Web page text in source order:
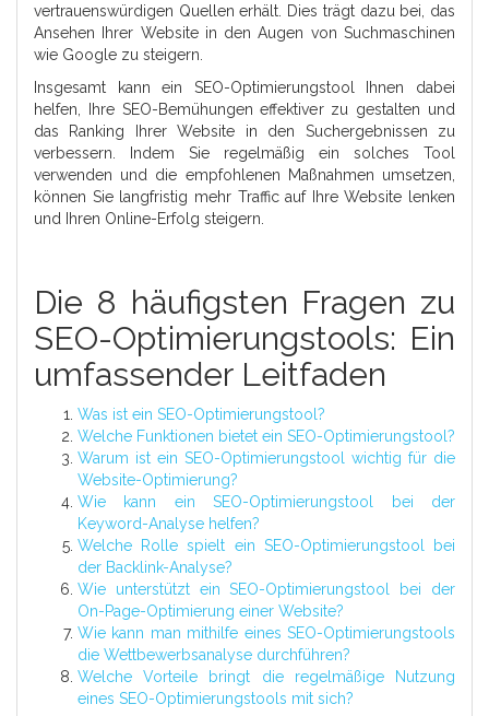
vertrauenswürdigen Quellen erhält. Dies trägt dazu bei, das
Ansehen Ihrer Website in den Augen von Suchmaschinen
wie Google zu steigern.
Insgesamt kann ein SEO-Optimierungstool Ihnen dabei
helfen, Ihre SEO-Bemühungen effektiver zu gestalten und
das Ranking Ihrer Website in den Suchergebnissen zu
verbessern. Indem Sie regelmäßig ein solches Tool
verwenden und die empfohlenen Maßnahmen umsetzen,
können Sie langfristig mehr Traffic auf Ihre Website lenken
und Ihren Online-Erfolg steigern.
Die 8 häufigsten Fragen zu
SEO-Optimierungstools: Ein
umfassender Leitfaden
Was ist ein SEO-Optimierungstool?
Welche Funktionen bietet ein SEO-Optimierungstool?
Warum ist ein SEO-Optimierungstool wichtig für die
Website-Optimierung?
Wie kann ein SEO-Optimierungstool bei der
Keyword-Analyse helfen?
Welche Rolle spielt ein SEO-Optimierungstool bei
der Backlink-Analyse?
Wie unterstützt ein SEO-Optimierungstool bei der
On-Page-Optimierung einer Website?
Wie kann man mithilfe eines SEO-Optimierungstools
die Wettbewerbsanalyse durchführen?
Welche Vorteile bringt die regelmäßige Nutzung
eines SEO-Optimierungstools mit sich?